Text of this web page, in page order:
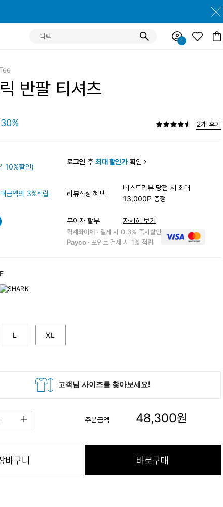
반팔 티셔츠
30% 2개 후기
10%할인)
로그인 후 최대 할인가확인
금액의 3%적립 리뷰작성 혜택
베스트리뷰 당첨 시 최대
13,000P 증정
무이자 할부 자세히 보기
퀵계좌이체 · 결제 시 0.3% 즉시할인
Payco · 포인트 결제 시 1% 적립
L XL
주문금액 48,300원
바구니 바로구매